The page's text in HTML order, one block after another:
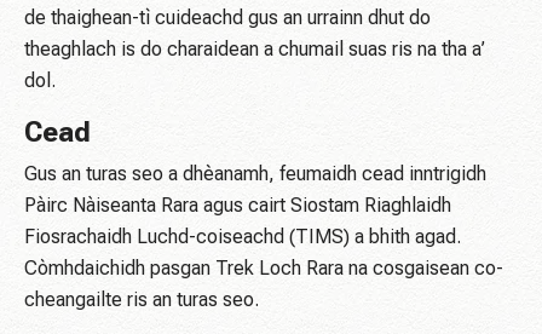
de thaighean-tì cuideachd gus an urrainn dhut do
theaghlach is do charaidean a chumail suas ris na tha a’
dol.
Cead
Gus an turas seo a dhèanamh, feumaidh cead inntrigidh
Pàirc Nàiseanta Rara agus cairt Siostam Riaghlaidh
Fiosrachaidh Luchd-coiseachd (TIMS) a bhith agad.
Còmhdaichidh pasgan Trek Loch Rara na cosgaisean co-
cheangailte ris an turas seo.